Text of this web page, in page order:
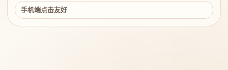
手机端点击友好